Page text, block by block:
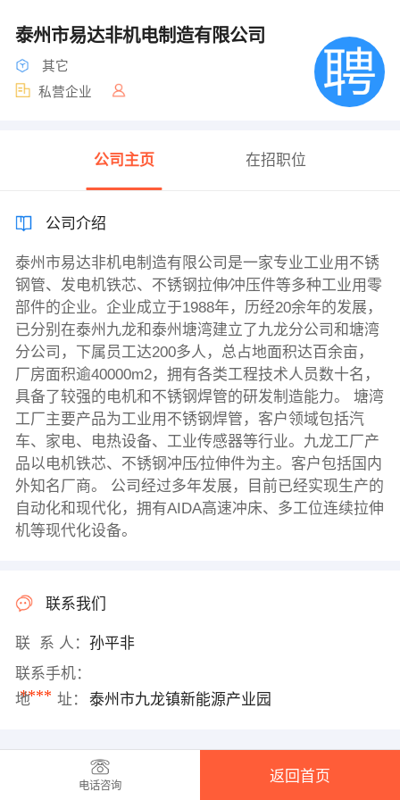
泰州市易达非机电制造有限公司
其它
私营企业
公司主页 在招职位
公司介绍
泰州市易达非机电制造有限公司是一家专业工业用不锈
钢管、发电机铁芯、不锈钢拉伸∕冲压件等多种工业用零
部件的企业。企业成立于1988年，历经20余年的发展，
已分别在泰州九龙和泰州塘湾建立了九龙分公司和塘湾
分公司，下属员工达200多人，总占地面积达百余亩，
厂房面积逾40000m2，拥有各类工程技术人员数十名，
具备了较强的电机和不锈钢焊管的研发制造能力。 塘湾
工厂主要产品为工业用不锈钢焊管，客户领域包括汽
车、家电、电热设备、工业传感器等行业。九龙工厂产
品以电机铁芯、不锈钢冲压∕拉伸件为主。客户包括国内
外知名厂商。 公司经过多年发展，目前已经实现生产的
自动化和现代化，拥有AIDA高速冲床、多工位连续拉伸
机等现代化设备。
联系我们
联 系 人： 孙平非
联系手机：
****
地 址： 泰州市九龙镇新能源产业园
电话咨询
返回首页